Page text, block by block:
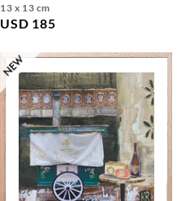
13 x 13 cm
USD 185